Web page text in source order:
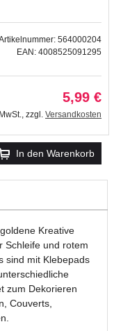
564000204
EAN: 4008525091295
5,99 €
, zzgl. Versandkosten
In den Warenkorb
Kreative
Schleife und rotem
sind mit Klebepads
zum Dekorieren
Couverts,